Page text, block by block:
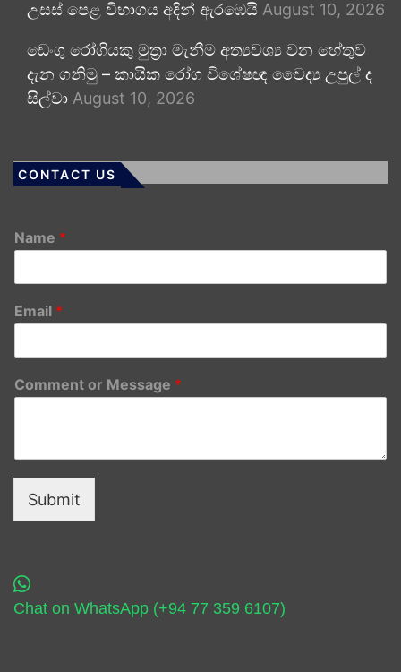
උසස් පෙළ විභාගය අදින් ඇරඹෙයි August 10, 2026
ඩෙංගු රෝගියකු ⁣මුත්‍රා මැනීම අත්‍යවශ්‍ය වන හේතුව
දැන ගනිමු – කායික රෝග විශේෂඥ වෛද්‍ය උපුල් ද
සිල්වා August 10, 2026
CONTACT US
Name *
Email *
Comment or Message *
Submit
Chat on WhatsApp (+94 77 359 6107)